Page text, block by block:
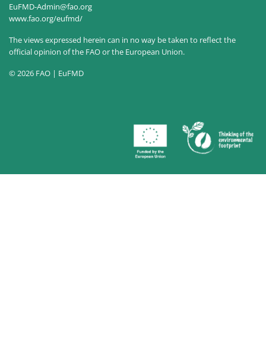
EuFMD-Admin@fao.org
www.fao.org/eufmd/
The views expressed herein can in no way be taken to reflect the
official opinion of the FAO or the European Union.
© 2026 FAO | EuFMD